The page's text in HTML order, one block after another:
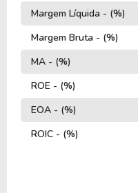
Margem Líquida - (%)
Margem Bruta - (%)
MA - (%)
ROE - (%)
EOA - (%)
ROIC - (%)